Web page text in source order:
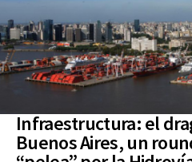
Infraestructura: el
Buenos Aires, un